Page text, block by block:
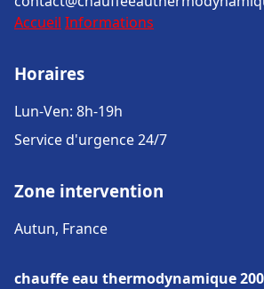
Accueil Informations
Horaires
Lun-Ven: 8h-19h
Service d'urgence 24/7
Zone intervention
Autun, France
chauffe eau thermodynamique